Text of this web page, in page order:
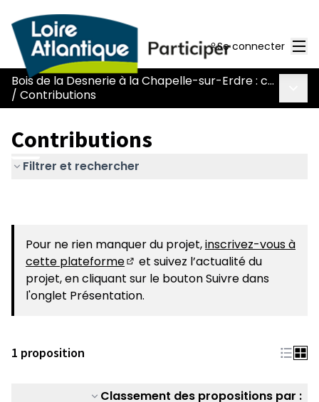
Se connecter
Bois de la Desnerie à la Chapelle-sur-Erdre : comment concilier ouverture au public et préservation ?
/ Contributions
Contributions
Filtrer et rechercher
Pour ne rien manquer du projet,inscrivez-vous à
cette plateforme
(Nouvelle fenêtre)
et suivez l’actualité du
projet, en cliquant sur le bouton Suivre dans
l'onglet Présentation.
1 proposition
Classement des propositions par :